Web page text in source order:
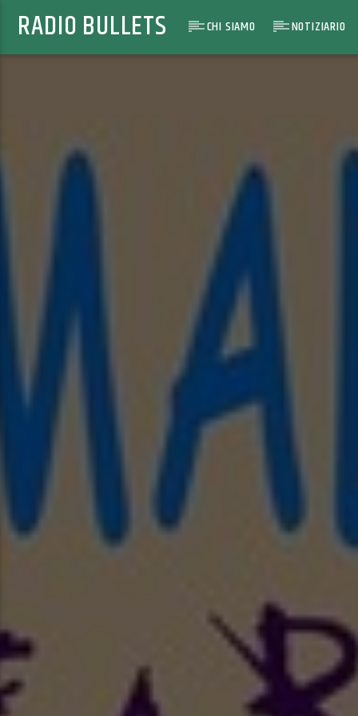
RADIO BULLETS CHI SIAMO NOTIZIARIO